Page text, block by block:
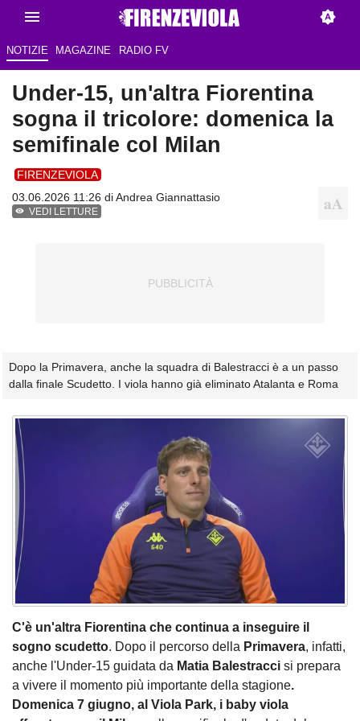
NOTIZIE MAGAZINE RADIO FV
Under-15, un'altra Fiorentina
sogna il tricolore: domenica la
semifinale col Milan
FIRENZEVIOLA
03.06.2026 11:26 diAndrea Giannattasio
VEDI LETTURE
Dopo la Primavera, anche la squadra di Balestracci è a un passo
dalla finale Scudetto. I viola hanno già eliminato Atalanta e Roma
C'è un'altra Fiorentina che continua a inseguire il
sogno scudetto. Dopo il percorso della Primavera, infatti,
anche l'Under-15 guidata da Matia Balestracci si prepara
a vivere il momento più importante della stagione.
Domenica 7 giugno, al Viola Park, i baby viola